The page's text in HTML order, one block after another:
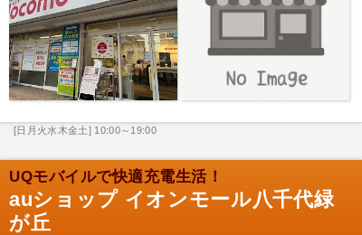
[日月火水木金土] 10:00～19:00
UQモバイルで快適充電生活！
auショップ イオンモール八千代緑
が丘